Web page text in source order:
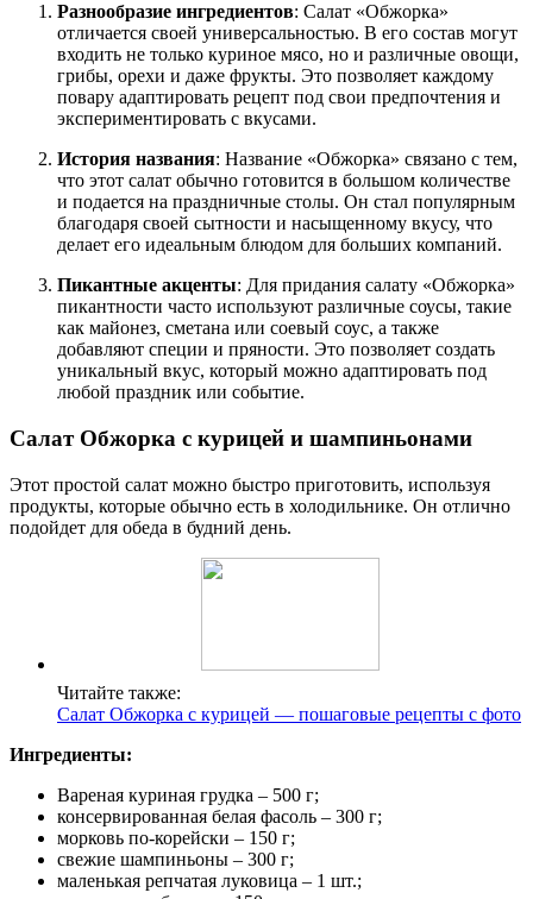
Разнообразие ингредиентов: Салат «Обжорка»
отличается своей универсальностью. В его состав могут
входить не только куриное мясо, но и различные овощи,
грибы, орехи и даже фрукты. Это позволяет каждому
повару адаптировать рецепт под свои предпочтения и
экспериментировать с вкусами.
История названия: Название «Обжорка» связано с тем,
что этот салат обычно готовится в большом количестве
и подается на праздничные столы. Он стал популярным
благодаря своей сытности и насыщенному вкусу, что
делает его идеальным блюдом для больших компаний.
Пикантные акценты: Для придания салату «Обжорка»
пикантности часто используют различные соусы, такие
как майонез, сметана или соевый соус, а также
добавляют специи и пряности. Это позволяет создать
уникальный вкус, который можно адаптировать под
любой праздник или событие.
Салат Обжорка с курицей и шампиньонами
Этот простой салат можно быстро приготовить, используя
продукты, которые обычно есть в холодильнике. Он отлично
подойдет для обеда в будний день.
Читайте также:
Салат Обжорка с курицей — пошаговые рецепты с фото
Ингредиенты:
Вареная куриная грудка – 500 г;
консервированная белая фасоль – 300 г;
морковь по-корейски – 150 г;
свежие шампиньоны – 300 г;
маленькая репчатая луковица – 1 шт.;